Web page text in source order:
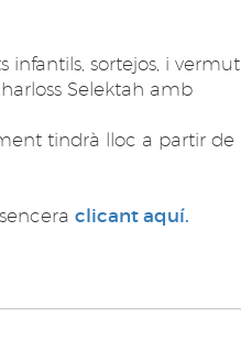
infantils, sortejos, i vermut
Selektah amb
tindrà lloc a partir de
clicant aquí.